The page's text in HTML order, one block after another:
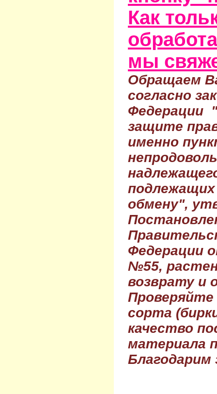
Как
мы
Обращаем
согласно
Федерации
защите
именно
обмену",
Федерации
№55,
возврату и
Проверяйте
сорта
качество
материала
Благодарим